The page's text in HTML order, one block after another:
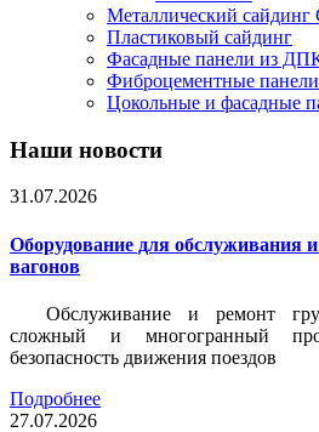
Металлический сайдинг
Пластиковый сайдинг
Фасадные панели из
Фиброцементные панели
Цокольные и фасадные
Наши новости
31.07.2026
Оборудование для обслуживания
вагонов
Обслуживание и ремонт
сложный и многогранный
безопасность движения поездов
Подробнее
27.07.2026